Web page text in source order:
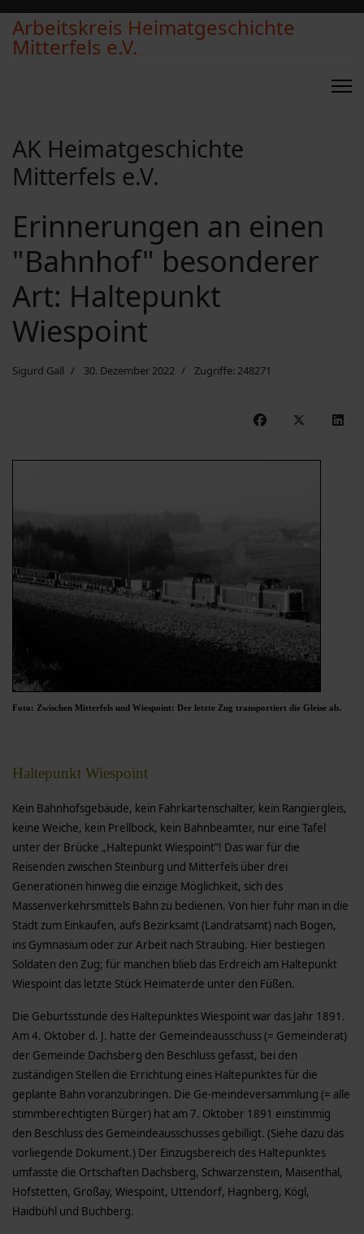
Arbeitskreis Heimatgeschichte
Mitterfels e.V.
AK Heimatgeschichte
Mitterfels e.V.
Erinnerungen an einen
"Bahnhof" besonderer
Art: Haltepunkt
Wiespoint
Sigurd Gall 30. Dezember 2022 Zugriffe: 248271
Foto: Zwischen Mitterfels und Wiespoint: Der letzte Zug transportiert die Gleise ab.
Haltepunkt Wiespoint
Kein Bahnhofsgebäude, kein Fahrkartenschalter, kein Rangiergleis,
keine Weiche, kein Prellbock, kein Bahnbeamter, nur eine Tafel
unter der Brücke „Haltepunkt Wiespoint”! Das war für die
Reisenden zwischen Steinburg und Mitterfels über drei
Generationen hinweg die einzige Möglichkeit, sich des
Massenverkehrsmittels Bahn zu bedienen. Von hier fuhr man in die
Stadt zum Einkaufen, aufs Bezirksamt (Landratsamt) nach Bogen,
ins Gymnasium oder zur Arbeit nach Straubing. Hier bestiegen
Soldaten den Zug; für manchen blieb das Erdreich am Haltepunkt
Wiespoint das letzte Stück Heimaterde unter den Füßen.
Die Geburtsstunde des Haltepunktes Wiespoint war das Jahr 1891.
Am 4. Oktober d. J. hatte der Gemeindeausschuss (= Gemeinderat)
der Gemeinde Dachsberg den Beschluss gefasst, bei den
zuständigen Stellen die Errichtung eines Haltepunktes für die
geplante Bahn voranzubringen. Die Ge-meindeversammlung (= alle
stimmberechtigten Bürger) hat am 7. Oktober 1891 einstimmig
den Beschluss des Gemeindeausschusses gebilligt. (Siehe dazu das
vorliegende Dokument.) Der Einzugsbereich des Haltepunktes
umfasste die Ortschaften Dachsberg, Schwarzenstein, Maisenthal,
Hofstetten, Großay, Wiespoint, Uttendorf, Hagnberg, Kögl,
Haidbühl und Buchberg.